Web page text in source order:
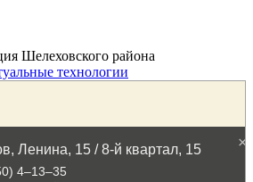
Шелеховского района
технологии